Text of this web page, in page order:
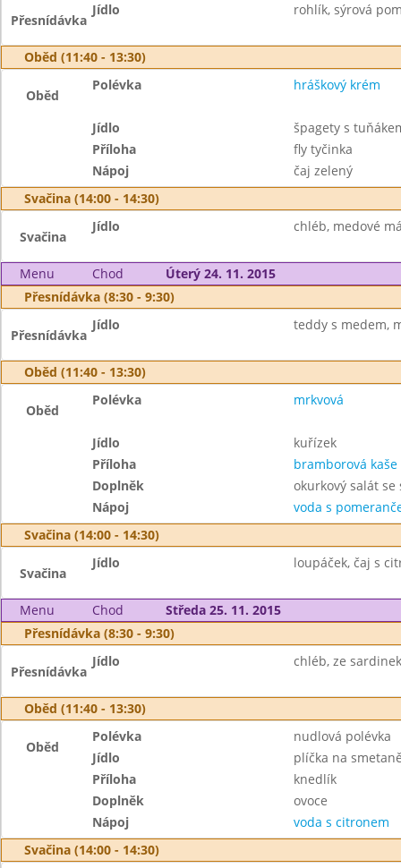
Přesnídávka
Jídlo rohlík, sýrová
Oběd (11:40 - 13:30)
Oběd
Polévka hráškový krém
Jídlo
špagety s
Příloha
fly tyčinka
Nápoj
čaj zelený
Svačina (14:00 - 14:30)
Svačina
Jídlo chléb, medové
Menu Chod
Úterý 24. 11. 2015
Přesnídávka (8:30 - 9:30)
Přesnídávka
Jídlo teddy s medem,
Oběd (11:40 - 13:30)
Oběd
Polévka mrkvová
Jídlo
kuřízek
Příloha
bramborová kaše
Doplněk
okurkový salát se
Nápoj
voda s
Svačina (14:00 - 14:30)
Svačina
Jídlo loupáček, čaj s
Menu Chod
Středa 25. 11. 2015
Přesnídávka (8:30 - 9:30)
Přesnídávka
Jídlo chléb, ze
Oběd (11:40 - 13:30)
Oběd
Polévka
nudlová polévka
Jídlo
plíčka na
Příloha
knedlík
Doplněk
ovoce
Nápoj
voda s citronem
Svačina (14:00 - 14:30)